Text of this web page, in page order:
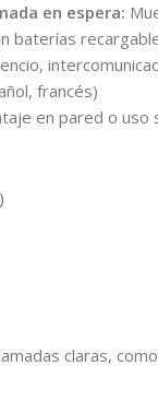
en espera:
baterías
francés)
en pared o uso
claras,